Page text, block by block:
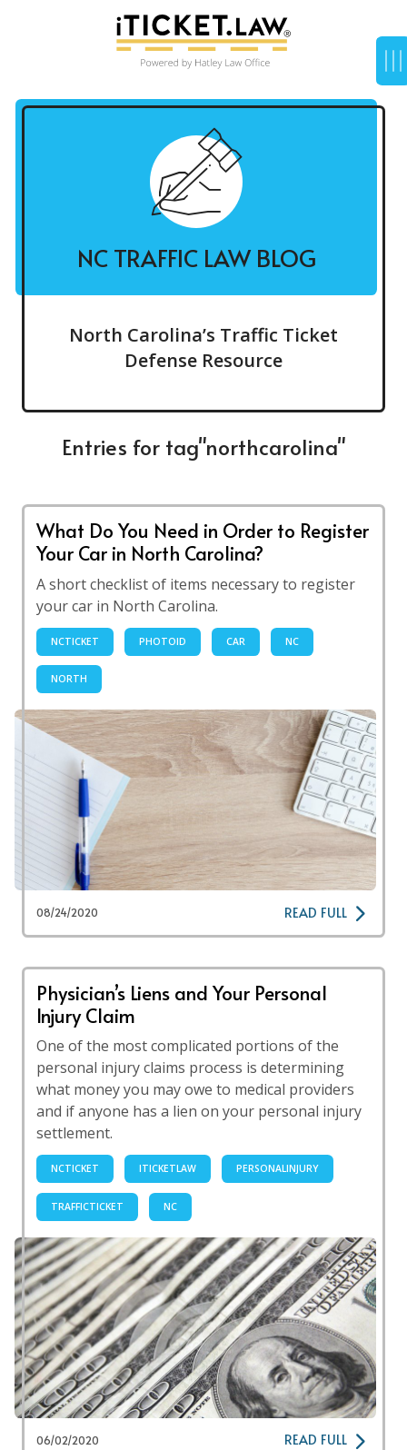
NC TRAFFIC LAW BLOG
North Carolina’s Traffic Ticket
Defense Resource
Entries for tag"northcarolina"
What Do You Need in Order to Register
Your Car in North Carolina?
A short checklist of items necessary to register
your car in North Carolina.
NCTICKET PHOTOID CAR NC
NORTH
08/24/2020 READ FULL
Physician’s Liens and Your Personal
Injury Claim
One of the most complicated portions of the
personal injury claims process is determining
what money you may owe to medical providers
and if anyone has a lien on your personal injury
settlement.
NCTICKET ITICKETLAW PERSONALINJURY
TRAFFICTICKET NC
06/02/2020 READ FULL